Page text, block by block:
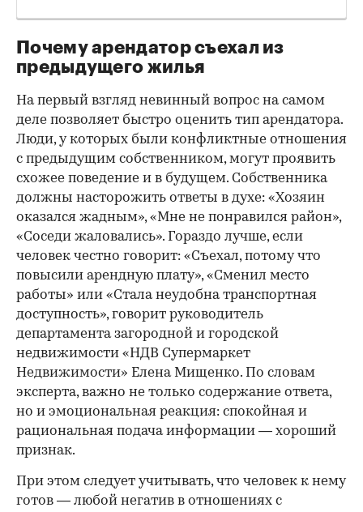
Почему арендатор съехал из
предыдущего жилья
На первый взгляд невинный вопрос на самом
деле позволяет быстро оценить тип арендатора.
Люди, у которых были конфликтные отношения
с предыдущим собственником, могут проявить
схожее поведение и в будущем. Собственника
должны насторожить ответы в духе: «Хозяин
оказался жадным», «Мне не понравился район»,
«Соседи жаловались». Гораздо лучше, если
человек честно говорит: «Съехал, потому что
повысили арендную плату», «Сменил место
работы» или «Стала неудобна транспортная
доступность», говорит руководитель
департамента загородной и городской
недвижимости «НДВ Супермаркет
Недвижимости» Елена Мищенко. По словам
эксперта, важно не только содержание ответа,
но и эмоциональная реакция: спокойная и
рациональная подача информации — хороший
признак.
При этом следует учитывать, что человек к нему
готов — любой негатив в отношениях с